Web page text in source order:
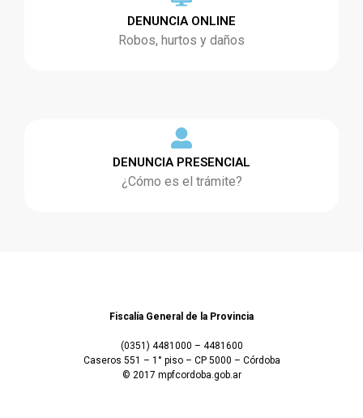
DENUNCIA ONLINE
Robos, hurtos y daños
DENUNCIA PRESENCIAL
¿Cómo es el trámite?
Fiscalía General de la Provincia
(0351) 4481000 – 4481600
Caseros 551 – 1° piso – CP 5000 – Córdoba
© 2017 mpfcordoba.gob.ar